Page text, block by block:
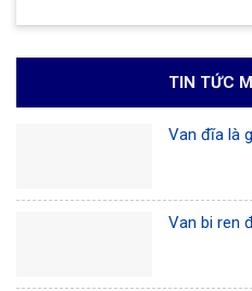
TIN TỨC
Van đĩa là
Van bi ren